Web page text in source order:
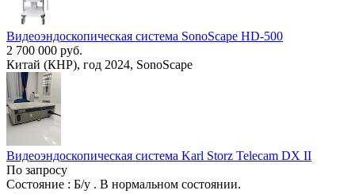
Видеоэндоскопическая система SonoScape HD-500
2 700 000 руб.
Китай (КНР), год 2024, SonoScape
Видеоэндоскопическая система Karl Storz Telecam DX II
По запросу
Состояние : Б/у . В нормальном состоянии.